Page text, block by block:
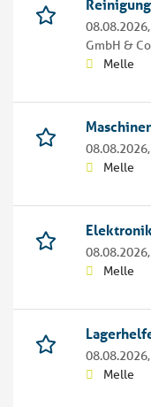
08.08.2026,
GmbH &
Melle
08.08.2026,
Melle
08.08.2026,
Melle
08.08.2026,
Melle